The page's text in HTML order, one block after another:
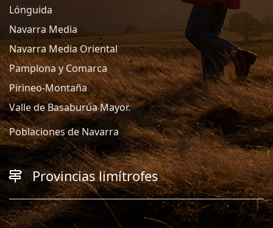
Lónguida
Navarra Media
Navarra Media Oriental
Pamplona y Comarca
Pirineo-Montaña
Valle de Basaburúa Mayor.
Poblaciones de Navarra
Provincias limítrofes